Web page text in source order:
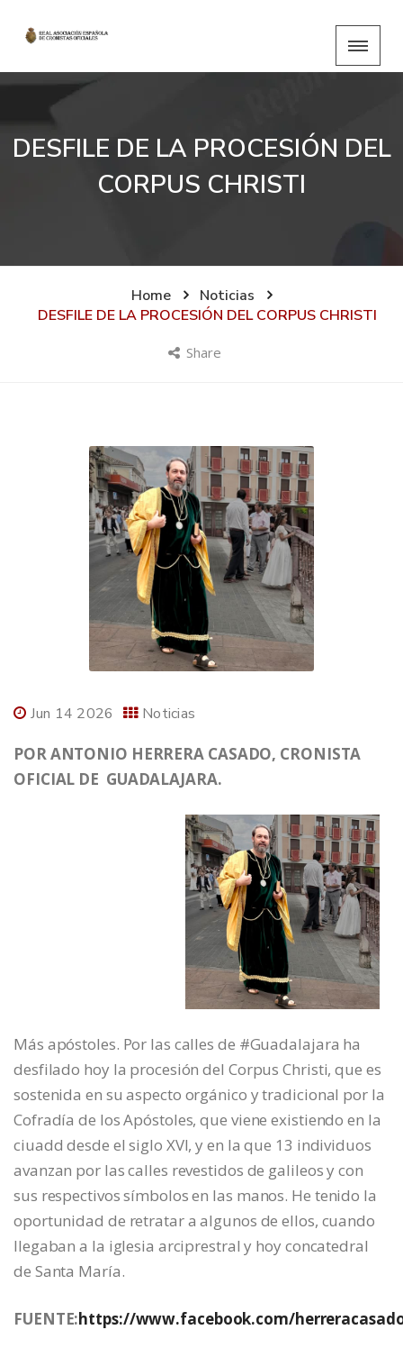
DESFILE DE LA PROCESIÓN DEL
CORPUS CHRISTI
Home
Noticias
DESFILE DE LA PROCESIÓN DEL CORPUS CHRISTI
Share
Jun 14 2026 Noticias
POR ANTONIO HERRERA CASADO, CRONISTA
OFICIAL DE GUADALAJARA.
Más apóstoles. Por las calles de #Guadalajara ha
desfilado hoy la procesión del Corpus Christi, que es
sostenida en su aspecto orgánico y tradicional por la
Cofradía de los Apóstoles, que viene existiendo en la
ciuadd desde el siglo XVI, y en la que 13 individuos
avanzan por las calles revestidos de galileos y con
sus respectivos símbolos en las manos. He tenido la
oportunidad de retratar a algunos de ellos, cuando
llegaban a la iglesia arciprestral y hoy concatedral
de Santa María.
FUENTE:https://www.facebook.com/